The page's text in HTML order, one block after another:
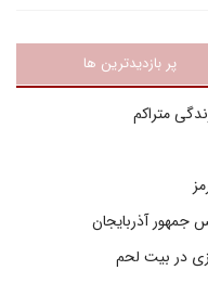
پر بازدیدترین ها
متراکم
جمهور آذربایجان
در بیت‌ لحم